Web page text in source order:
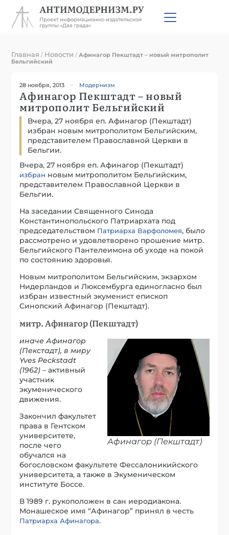
Главная / Новости /Афинагор Пекштадт – новый митрополит
Бельгийский
28 ноября, 2013 Модернизм
Афинагор Пекштадт – новый
митрополит Бельгийский
Вчера, 27 ноября еп. Афинагор (Пекштадт)
избран новым митрополитом Бельгийским,
представителем Православной Церкви в
Бельгии.
Вчера, 27 ноября еп. Афинагор (Пекштадт)
избран новым митрополитом Бельгийским,
представителем Православной Церкви в
Бельгии.
На заседании Священного Синода
Константинопольского Патриархата под
председательством Патриарха Варфоломея, было
рассмотрено и удовлетворено прошение митр.
Бельгийского Пантелеимона об уходе на покой
по состоянию здоровья.
Новым митрополитом Бельгийским, экзархом
Нидерландов и Люксембурга единогласно был
избран известный экуменист епископ
Синопский Афинагор (Пекштадт).
митр. Афинагор (Пекштадт)
Афинагор (Пекштадт)
иначе Афинагор
(Пекстадт), в миру
Yves Peckstadt
(1962) – активный
участник
экуменического
движения.
Закончил факультет
права в Гентском
университете,
после чего
обучался на
богословском факультете Фессалоникийского
университета, а также в Экуменическом
институте Боссе.
В 1989 г. рукоположен в сан иеродиакона.
Монашеское имя “Афинагор” принял в честь
Патриарха Афинагора.